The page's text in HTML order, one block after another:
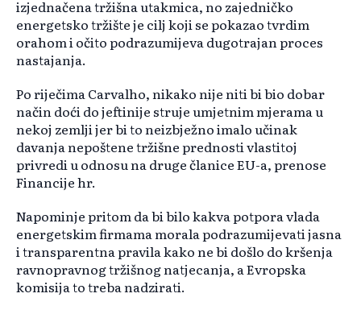
izjednačena tržišna utakmica, no zajedničko
energetsko tržište je cilj koji se pokazao tvrdim
orahom i očito podrazumijeva dugotrajan proces
nastajanja.
Po riječima Carvalho, nikako nije niti bi bio dobar
način doći do jeftinije struje umjetnim mjerama u
nekoj zemlji jer bi to neizbježno imalo učinak
davanja nepoštene tržišne prednosti vlastitoj
privredi u odnosu na druge članice EU-a, prenose
Financije hr.
Napominje pritom da bi bilo kakva potpora vlada
energetskim firmama morala podrazumijevati jasna
i transparentna pravila kako ne bi došlo do kršenja
ravnopravnog tržišnog natjecanja, a Evropska
komisija to treba nadzirati.